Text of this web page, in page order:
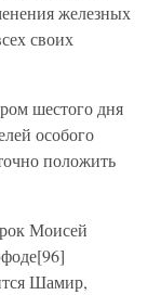
железных
своих
шестого дня
особого
положить
Моисей
Шамир,